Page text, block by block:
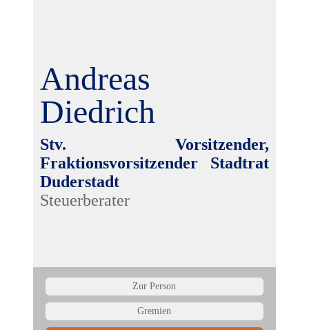
Andreas
Diedrich
Stv. Vorsitzender,
Fraktionsvorsitzender Stadtrat
Duderstadt
Steuerberater
Zur Person
Gremien